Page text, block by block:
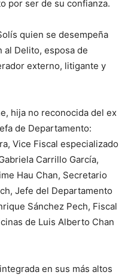
por ser de su confianza.
quien se desempeña
al Delito, esposa de
externo, litigante y
hija no reconocida del ex
de Departamento:
Vice Fiscal especializado
Carrillo García,
Hau Chan, Secretario
Jefe del Departamento
Sánchez Pech, Fiscal
de Luis Alberto Chan
en sus más altos